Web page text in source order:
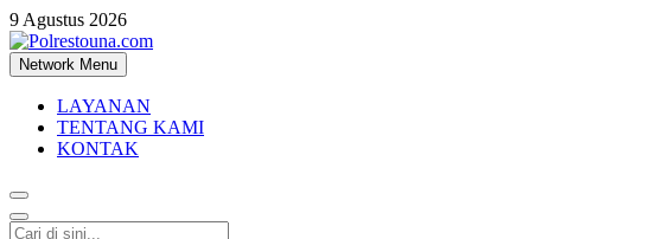
9 Agustus 2026
Polrestouna.com
Informasi Layanan Publik
Network Menu
LAYANAN
TENTANG KAMI
KONTAK